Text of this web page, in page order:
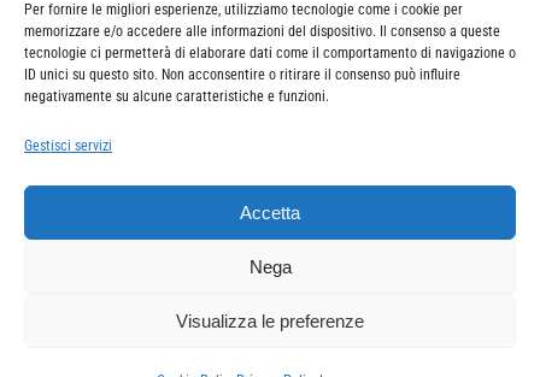
Per fornire le migliori esperienze, utilizziamo tecnologie come i cookie per
memorizzare e/o accedere alle informazioni del dispositivo. Il consenso a queste
tecnologie ci permetterà di elaborare dati come il comportamento di navigazione o
ID unici su questo sito. Non acconsentire o ritirare il consenso può influire
negativamente su alcune caratteristiche e funzioni.
Gestisci servizi
Accetta
Nega
Visualizza le preferenze
ASSISTENZA CLIENTI
SPEDIZIONI